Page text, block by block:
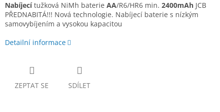
Nabíjecítužková NiMh baterie AA/R6/HR6 min. 2400mAh JCB
PŘEDNABITÁ!!! Nová technologie. Nabíjecí baterie s nízkým
samovybíjením a vysokou kapacitou
Detailní informace
ZEPTAT SE SDÍLET